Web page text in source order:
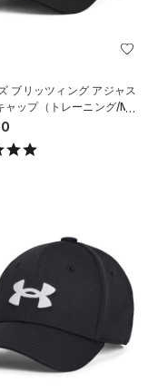
ブリッツィング アジャス
ャップ（トレーニング/ME